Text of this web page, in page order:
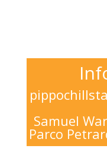
Samuel
Parco